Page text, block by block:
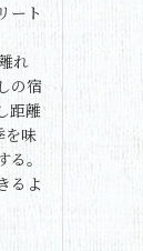
ート
れ
の宿
距離
を味
。
るよ